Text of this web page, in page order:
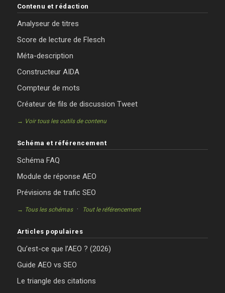
Contenu et rédaction
Analyseur de titres
Score de lecture de Flesch
Méta-description
Constructeur AIDA
Compteur de mots
Créateur de fils de discussion Tweet
→ Voir tous les outils de contenu
Schéma et référencement
Schéma FAQ
Module de réponse AEO
Prévisions de trafic SEO
→ Tous les schémas· Tout le référencement
Articles populaires
Qu’est-ce que l’AEO ? (2026)
Guide AEO vs SEO
Le triangle des citations